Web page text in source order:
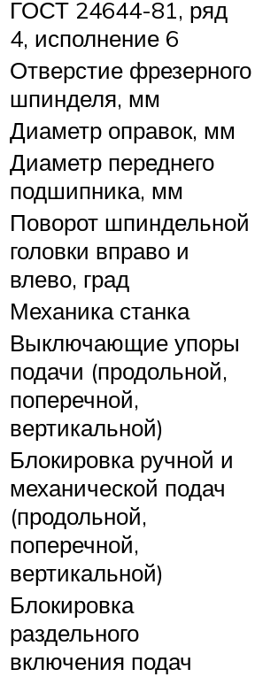
ГОСТ 24644-81, ряд
4, исполнение 6
Отверстие фрезерного
шпинделя, мм
Диаметр оправок, мм
Диаметр переднего
подшипника, мм
Поворот шпиндельной
головки вправо и
влево, град
Механика станка
Выключающие упоры
подачи (продольной,
поперечной,
вертикальной)
Блокировка ручной и
механической подач
(продольной,
поперечной,
вертикальной)
Блокировка
раздельного
включения подач